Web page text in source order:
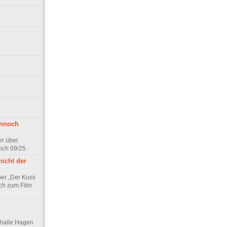
über
09/25
der
„Der Kuss
zum Film
Hagen